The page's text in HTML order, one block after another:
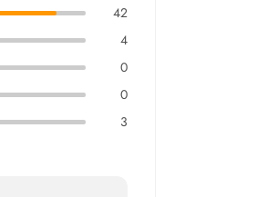
42
4
0
0
3